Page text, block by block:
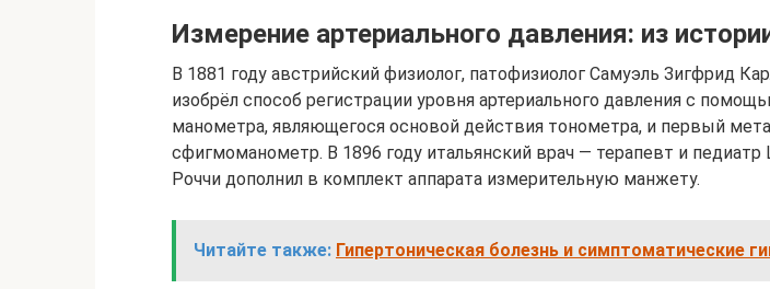
Измерение артериального давления: из
В 1881 году австрийский физиолог, патофизиолог Самуэль Зигфрид
изобрёл способ регистрации уровня артериального давления с
манометра, являющегося основой действия тонометра, и первый
сфигмоманометр. В 1896 году итальянский врач — терапевт и
Роччи дополнил в комплект аппарата измерительную манжету.
Читайте также: Гипертоническая болезнь и симптоматические